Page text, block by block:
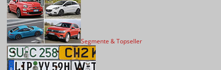
Segmente & Topseller